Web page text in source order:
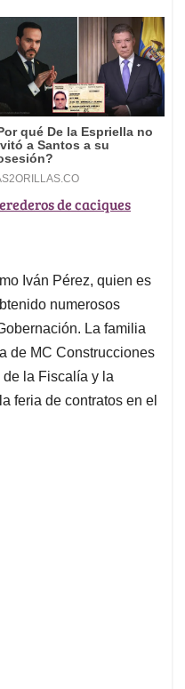
de caciques
Iván Pérez, quien es
numerosos
La familia
de MC Construcciones
de la Fiscalía y la
feria de contratos en el